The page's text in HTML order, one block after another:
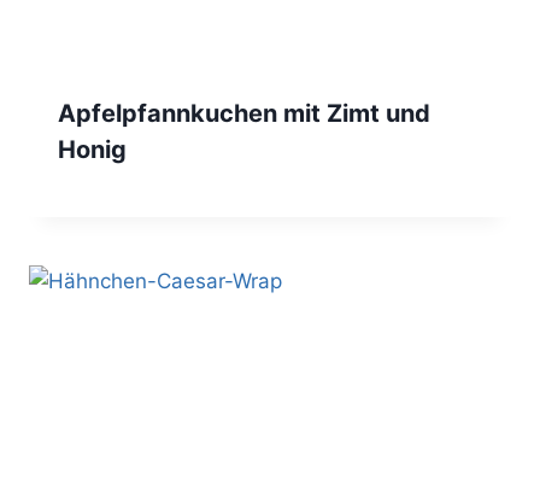
Apfelpfannkuchen mit Zimt und
Honig